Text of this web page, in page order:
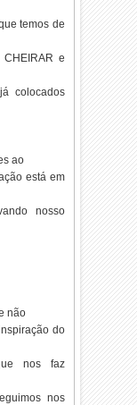
temos de
CHEIRAR e
colocados
ao
está em
nosso
não
do
nos faz
nos